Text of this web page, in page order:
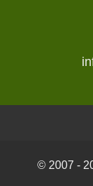
© 2007 -